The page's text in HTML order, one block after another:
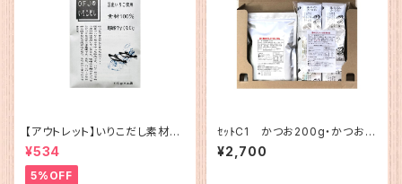
【アウトレット】いりこだし素材10
0%(15g×4)
¥534
5%OFF
ｾｯﾄC1 かつお200g・かつお簡
易1
¥2,700